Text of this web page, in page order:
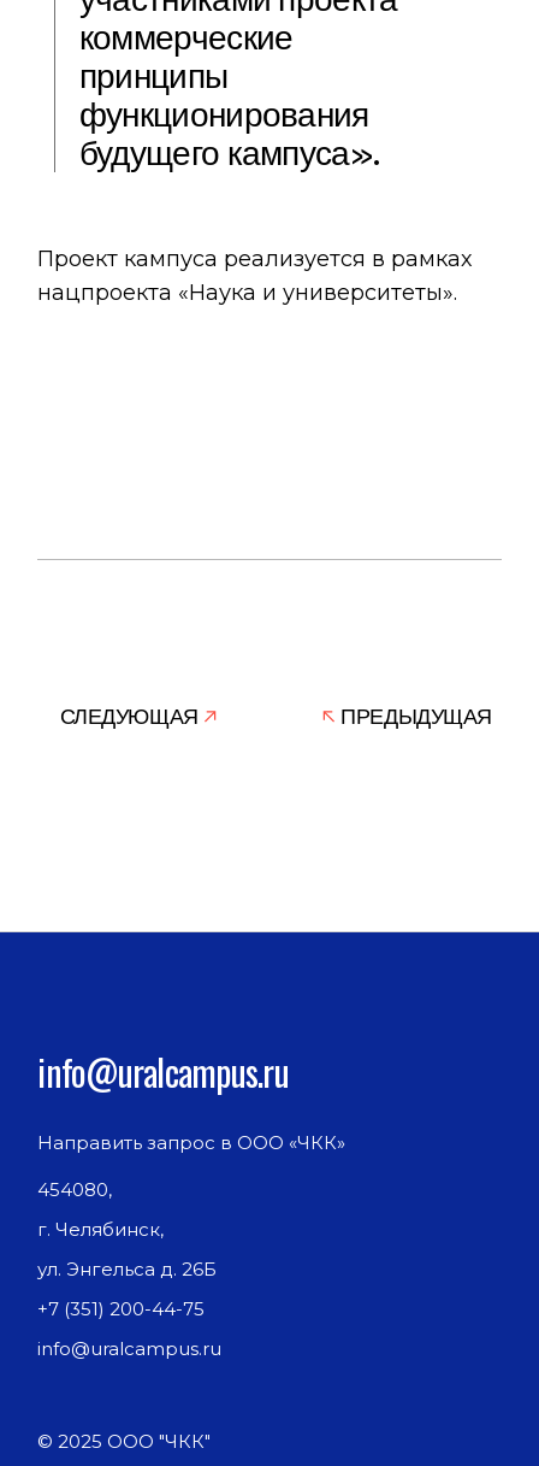
коммерческие
принципы
функционирования
будущего кампуса».
Проект кампуса реализуется в рамках
нацпроекта «Наука и университеты».
ПРЕДЫДУЩАЯ
СЛЕДУЮЩАЯ
info@uralcampus.ru
Направить запрос в ООО «ЧКК»
454080,
г. Челябинск,
ул. Энгельса д. 26Б
+7 (351) 200-44-75
info@uralcampus.ru
© 2025 ООО "ЧКК"